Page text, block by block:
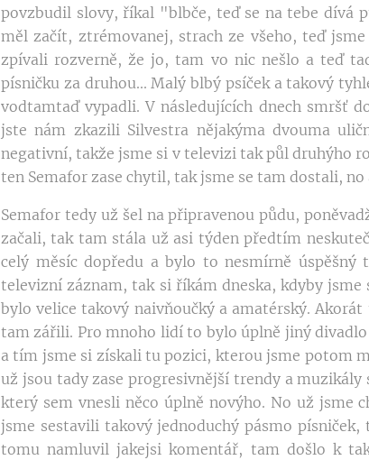
povzbudil slovy, říkal "blbče, teď se na tebe dívá
měl začít, ztrémovanej, strach ze všeho, teď
zpívali rozverně, že jo, tam vo nic nešlo a teď
písničku za druhou... Malý blbý psíček a takový
vodtamtaď vypadli. V následujících dnech smršť
jste nám zkazili Silvestra nějakýma dvouma
negativní, takže jsme si v televizi tak půl druhýho
ten Semafor zase chytil, tak jsme se tam dostali, no
Semafor tedy už šel na připravenou půdu,
začali, tak tam stála už asi týden předtím
celý měsíc dopředu a bylo to nesmírně
televizní záznam, tak si říkám dneska, kdyby
bylo velice takový naivňoučký a amatérský.
tam zářili. Pro mnoho lidí to bylo úplně jiný
a tím jsme si získali tu pozici, kterou jsme potom
už jsou tady zase progresivnější trendy a
který sem vnesli něco úplně novýho. No už jsme
jsme sestavili takový jednoduchý pásmo
tomu namluvil jakejsi komentář, tam došlo k